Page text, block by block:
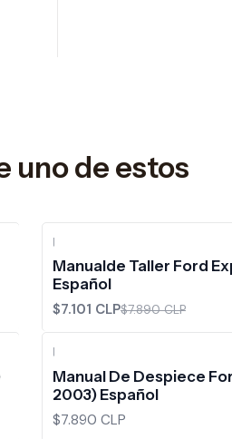
uno de estos
|
Manualde Taller Ford
Español
$7.101 CLP$7.890 CLP
|
Manual De Despiece
2003) Español
$7.890 CLP